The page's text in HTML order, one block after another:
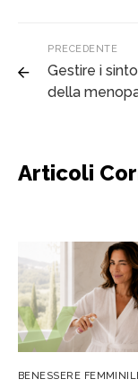
PRECEDENTE
Gestire i
della
Articoli
BENESSERE